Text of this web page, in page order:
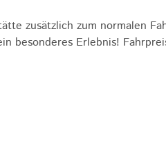
zusätzlich zum normalen
besonderes Erlebnis!